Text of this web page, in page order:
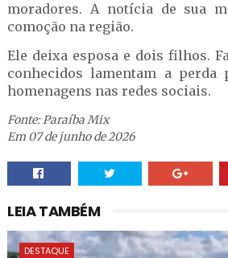
moradores. A notícia de sua
comoção na região.
Ele deixa esposa e dois filhos.
conhecidos lamentam a perda
homenagens nas redes sociais.
Fonte: Paraíba Mix
Em 07 de junho de 2026
LEIA TAMBÉM
DESTAQUE